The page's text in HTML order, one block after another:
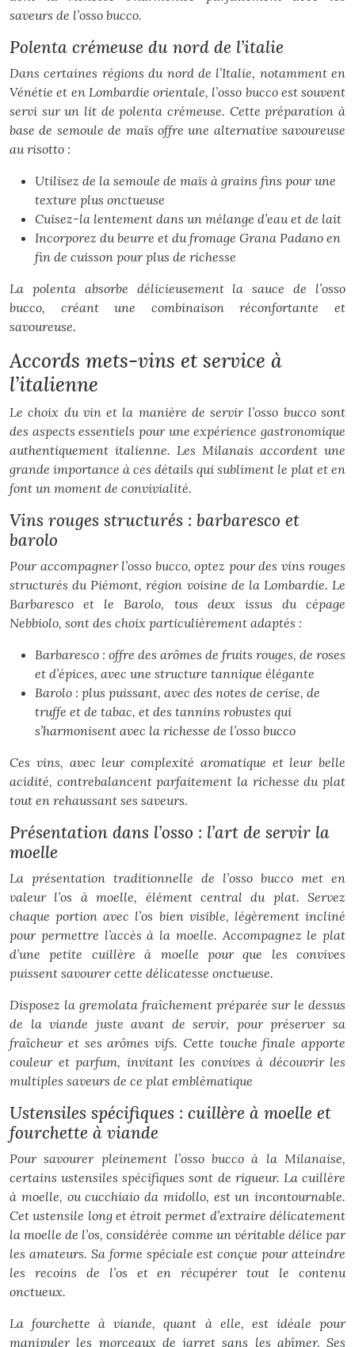
saveurs de l’osso bucco.
Polenta crémeuse du nord de l’italie
Dans certaines régions du nord de l’Italie, notamment en
Vénétie et en Lombardie orientale, l’osso bucco est souvent
servi sur un lit de polenta crémeuse. Cette préparation à
base de semoule de maïs offre une alternative savoureuse
au risotto :
Utilisez de la semoule de maïs à grains fins pour une
texture plus onctueuse
Cuisez-la lentement dans un mélange d’eau et de lait
Incorporez du beurre et du fromage Grana Padano en
fin de cuisson pour plus de richesse
La polenta absorbe délicieusement la sauce de l’osso
bucco, créant une combinaison réconfortante et
savoureuse.
Accords mets-vins et service à
l’italienne
Le choix du vin et la manière de servir l’osso bucco sont
des aspects essentiels pour une expérience gastronomique
authentiquement italienne. Les Milanais accordent une
grande importance à ces détails qui subliment le plat et en
font un moment de convivialité.
Vins rouges structurés : barbaresco et
barolo
Pour accompagner l’osso bucco, optez pour des vins rouges
structurés du Piémont, région voisine de la Lombardie. Le
Barbaresco et le Barolo, tous deux issus du cépage
Nebbiolo, sont des choix particulièrement adaptés :
Barbaresco : offre des arômes de fruits rouges, de roses
et d’épices, avec une structure tannique élégante
Barolo : plus puissant, avec des notes de cerise, de
truffe et de tabac, et des tannins robustes qui
s’harmonisent avec la richesse de l’osso bucco
Ces vins, avec leur complexité aromatique et leur belle
acidité, contrebalancent parfaitement la richesse du plat
tout en rehaussant ses saveurs.
Présentation dans l’osso : l’art de servir la
moelle
La présentation traditionnelle de l’osso bucco met en
valeur l’os à moelle, élément central du plat. Servez
chaque portion avec l’os bien visible, légèrement incliné
pour permettre l’accès à la moelle. Accompagnez le plat
d’une petite cuillère à moelle pour que les convives
puissent savourer cette délicatesse onctueuse.
Disposez la gremolata fraîchement préparée sur le dessus
de la viande juste avant de servir, pour préserver sa
fraîcheur et ses arômes vifs. Cette touche finale apporte
couleur et parfum, invitant les convives à découvrir les
multiples saveurs de ce plat emblématique
Ustensiles spécifiques : cuillère à moelle et
fourchette à viande
Pour savourer pleinement l’osso bucco à la Milanaise,
certains ustensiles spécifiques sont de rigueur. La cuillère
à moelle, oucucchiaio da midollo, est un incontournable.
Cet ustensile long et étroit permet d’extraire délicatement
la moelle de l’os, considérée comme un véritable délice par
les amateurs. Sa forme spéciale est conçue pour atteindre
les recoins de l’os et en récupérer tout le contenu
onctueux.
La fourchette à viande, quant à elle, est idéale pour
manipuler les morceaux de jarret sans les abîmer. Ses